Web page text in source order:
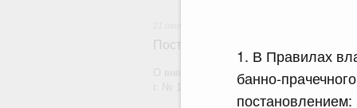
1. В Правилах
банно-
постановлением:
Постановление Правительства
О внесении изменений в постановление